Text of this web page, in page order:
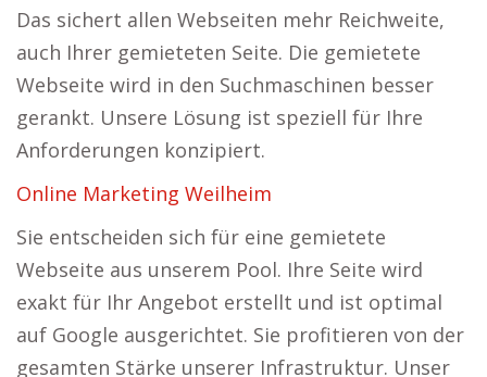
Das sichert allen Webseiten mehr Reichweite,
auch Ihrer gemieteten Seite. Die gemietete
Webseite wird in den Suchmaschinen besser
gerankt. Unsere Lösung ist speziell für Ihre
Anforderungen konzipiert.
Online Marketing Weilheim
Sie entscheiden sich für eine gemietete
Webseite aus unserem Pool. Ihre Seite wird
exakt für Ihr Angebot erstellt und ist optimal
auf Google ausgerichtet. Sie profitieren von der
gesamten Stärke unserer Infrastruktur. Unser